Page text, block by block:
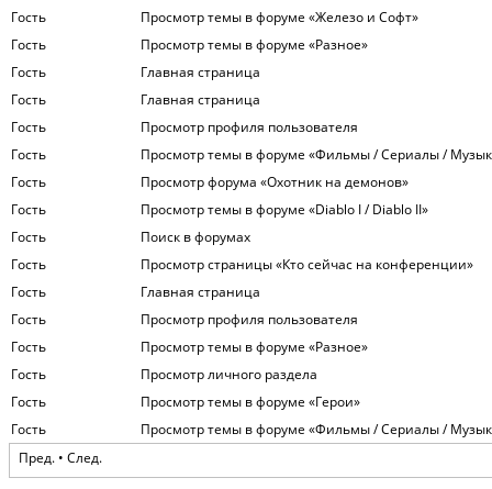
Гость
Просмотр темы в форуме «Железо и Софт»
Гость
Просмотр темы в форуме «Разное»
Гость
Главная страница
Гость
Главная страница
Гость
Просмотр профиля пользователя
Гость
Просмотр темы в форуме «Фильмы / Сериалы /
Гость
Просмотр форума «Охотник на демонов»
Гость
Просмотр темы в форуме «Diablo I / Diablo II»
Гость
Поиск в форумах
Гость
Просмотр страницы «Кто сейчас на конференции»
Гость
Главная страница
Гость
Просмотр профиля пользователя
Гость
Просмотр темы в форуме «Разное»
Гость
Просмотр личного раздела
Гость
Просмотр темы в форуме «Герои»
Гость
Просмотр темы в форуме «Фильмы / Сериалы /
Пред. • След.